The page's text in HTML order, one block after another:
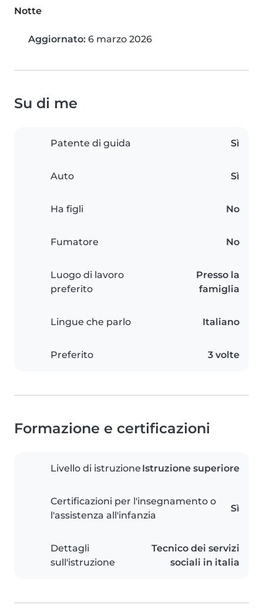
Notte
Aggiornato: 6 marzo 2026
Su di me
Patente di guida Sì
Auto Sì
Ha figli No
Fumatore No
Luogo di lavoro
preferito
Presso la
famiglia
Lingue che parlo Italiano
Preferito 3 volte
Formazione e certificazioni
Livello di istruzione Istruzione superiore
Certificazioni per l'insegnamento o
l'assistenza all'infanzia
Sì
Dettagli
sull'istruzione
Tecnico dei servizi
sociali in italia